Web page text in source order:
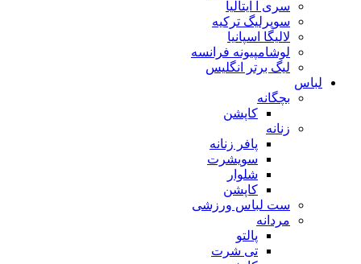
سری آ ایتالیا
سوپرلیگ ترکیه
لالیگا اسپانیا
لوشامپیونه فرانسه
لیگ برتر انگلیس
لباس
بچگانه
کاپشن
زنانه
پافر زنانه
سویشرت
شلوار
کاپشن
ست لباس ورزشی
مردانه
پالتو
تی شرت